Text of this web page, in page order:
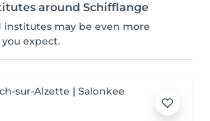
around Schifflange
institutes may be even more
expect.